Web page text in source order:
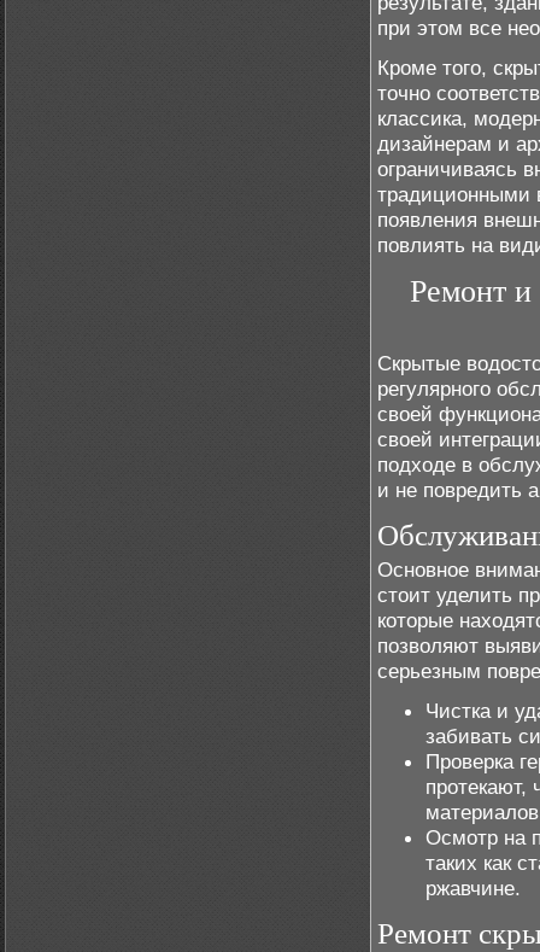
при этом все
Кроме того,
точно
классика,
дизайнерам и
ограничиваясь
традиционными
появления
повлиять на
Ремонт и
Скрытые
регулярного
своей
своей
подходе в
и не повредить
Основное
стоит уделить
которые
позволяют
серьезным
Чистка и
забивать
Проверка
протекают,
Осмотр на
таких как
ржавчине.
Ремонт